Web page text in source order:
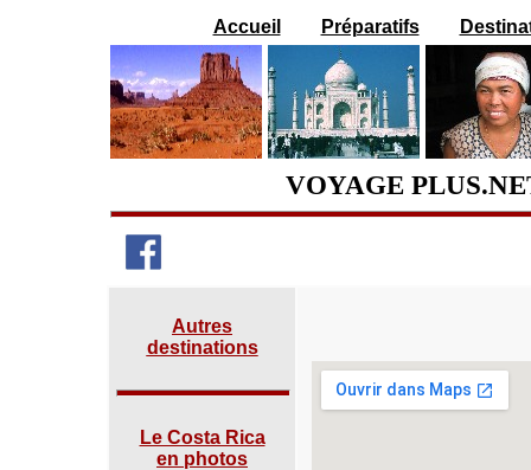
Accueil Préparatifs
VOYAGE
Autres
destinations
Le Costa Rica
en photos